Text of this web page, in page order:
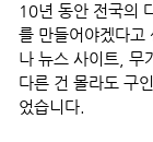
10년 동안 전국의
를 만들어야겠다고
나 뉴스 사이트, 무
다른 건 몰라도 구
었습니다.